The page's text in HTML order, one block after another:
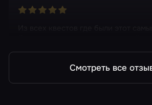
Смотреть все